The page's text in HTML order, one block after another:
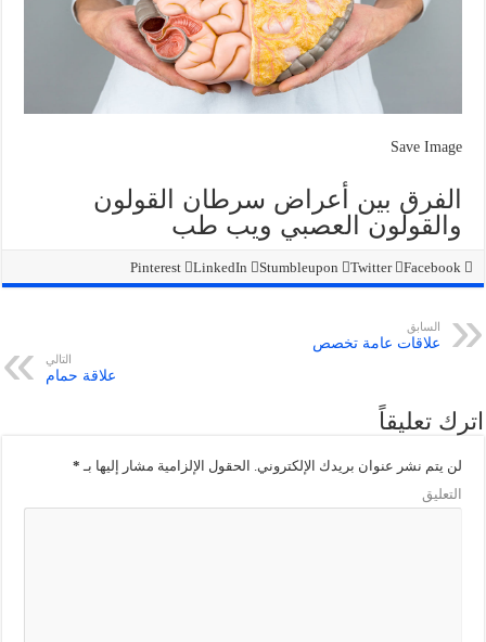
Save Image
الفرق بين أعراض سرطان القولون
والقولون العصبي ويب طب
Facebook
Twitter
Stumbleupon
LinkedIn
Pinterest
السابق
علاقات عامة تخصص
التالي
علاقة حمام
اترك تعليقاً
لن يتم نشر عنوان بريدك الإلكتروني. الحقول الإلزامية مشار إليها بـ *
التعليق